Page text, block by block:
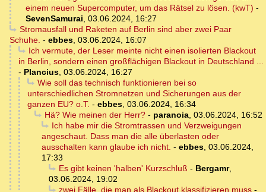
einem neuen Supercomputer, um das Rätsel zu lösen. (kwT) -
SevenSamurai, 03.06.2024, 16:27
Stromausfall und Raketen auf Berlin sind aber zwei Paar
Schuhe. - ebbes, 03.06.2024, 16:07
Ich vermute, der Leser meinte nicht einen isolierten Blackout
in Berlin, sondern einen großflächigen Blackout in Deutschland ...
- Plancius, 03.06.2024, 16:27
Wie soll das technisch funktionieren bei so
unterschiedlichen Stromnetzen und Sicherungen aus der
ganzen EU? o.T. - ebbes, 03.06.2024, 16:34
Hä? Wie meinen der Herr?- paranoia, 03.06.2024, 16:52
Ich habe mir die Stromtrassen und Verzweigungen
angeschaut. Dass man die alle überlasten oder
ausschalten kann glaube ich nicht. - ebbes, 03.06.2024,
17:33
Es gibt keinen 'halben' Kurzschluß - Bergamr,
03.06.2024, 19:02
zwei Fälle, die man als Blackout klassifizieren muss-